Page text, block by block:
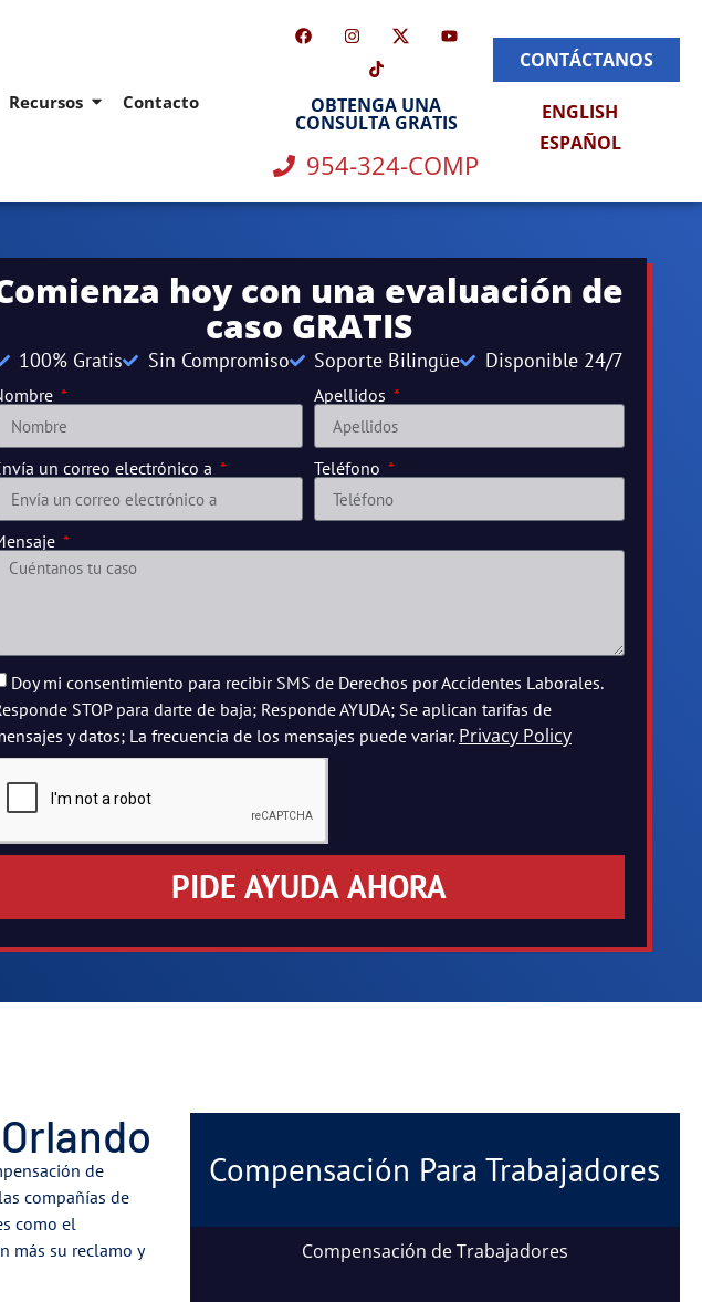
Recursos Contacto OBTENGA UNA
CONSULTA GRATIS
954-324-COMP
CONTÁCTANOS
ENGLISH
ESPAÑOL
hoy con una evaluación de
caso GRATIS
100% Gratis Sin Compromiso Soporte Bilingüe Disponible 24/7
Apellidos
un correo electrónico a Teléfono
Doy mi consentimiento para recibir SMS de Derechos por Accidentes Laborales.
STOP para darte de baja; Responde AYUDA; Se aplican tarifas de
y datos; La frecuencia de los mensajes puede variar. Privacy Policy
PIDE AYUDA AHORA
de
compañías de
como el
más su reclamo y
Compensación Para Trabajadores
Compensación de Trabajadores